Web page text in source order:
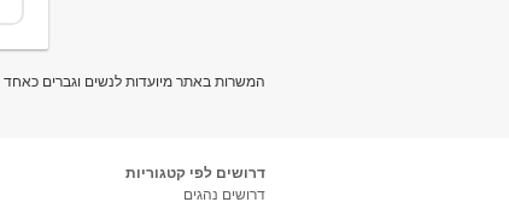
המשרות באתר מיועדות לנשים וגברים כאחד
דרושים לפי קטגוריות
דרושים נהגים